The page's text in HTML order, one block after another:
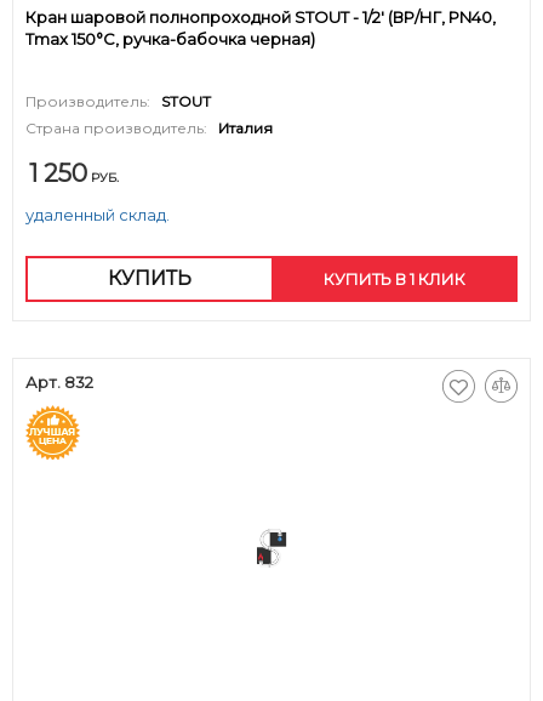
Кран шаровой полнопроходной STOUT - 1/2' (ВР/НГ, PN40,
Tmax 150°С, ручка-бабочка черная)
Производитель:
STOUT
Страна производитель:
Италия
1 250 РУБ.
удаленный склад.
КУПИТЬ КУПИТЬ В 1 КЛИК
Арт. 832